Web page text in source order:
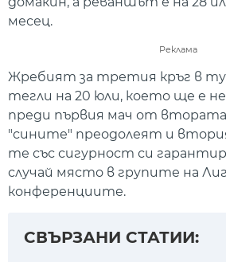
месец.
Реклама
Жребият за третия кръг в
тегли на 20 юли, което ще е
преди първия мач от втората
"сините" преодолеят и
те със сигурност си
случай място в групите на
конференциите.
СВЪРЗАНИ СТАТИИ: